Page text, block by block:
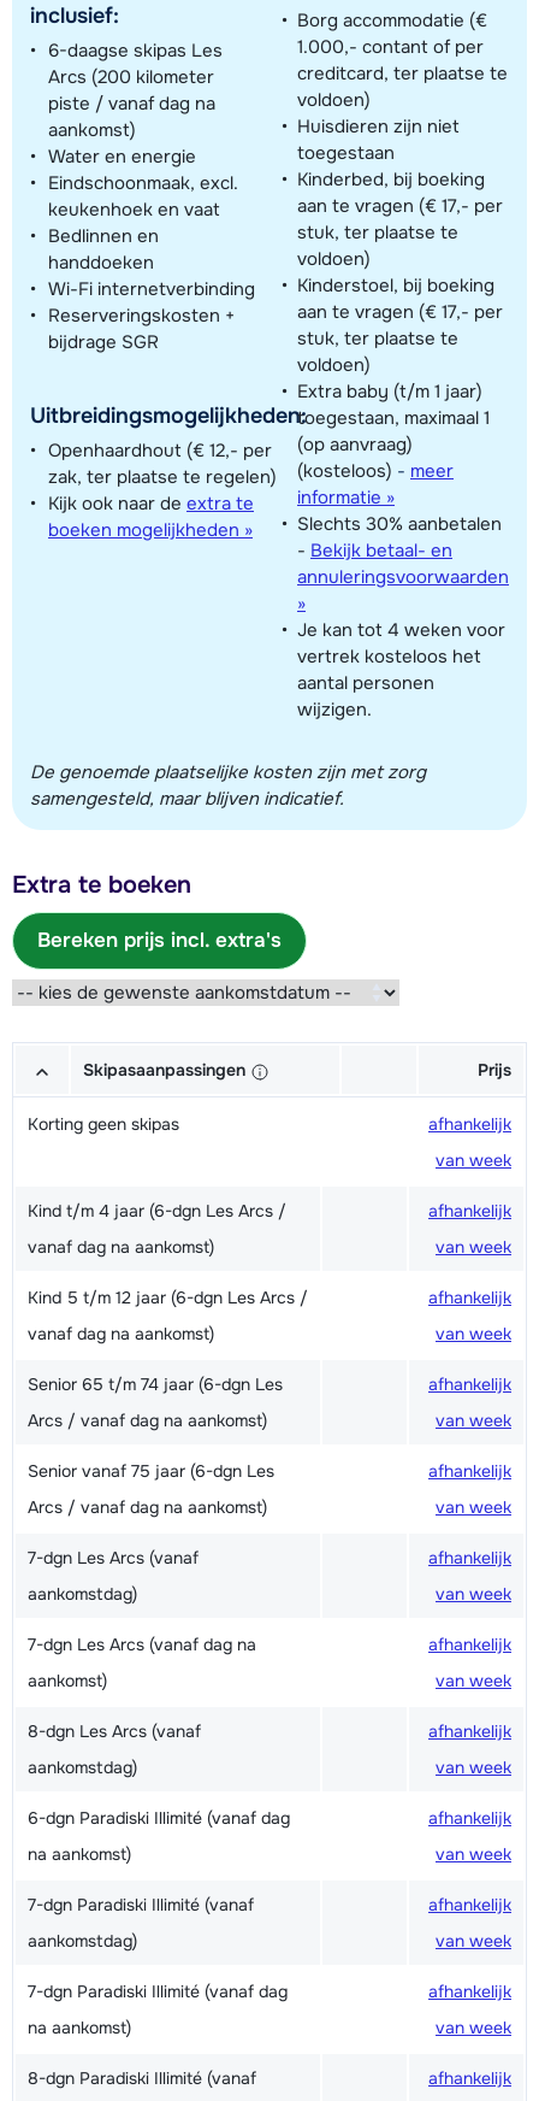
inclusief:
6-daagse skipas Les
Arcs (200 kilometer
piste / vanaf dag na
aankomst)
Water en energie
Eindschoonmaak, excl.
keukenhoek en vaat
Bedlinnen en
handdoeken
Wi-Fi internetverbinding
Reserveringskosten +
bijdrage SGR
Uitbreidingsmogelijkheden:
Openhaardhout (€ 12,- per
zak, ter plaatse te regelen)
Kijk ook naar de extra te
boeken mogelijkheden »
Borg accommodatie (€
1.000,- contant of per
creditcard, ter plaatse te
voldoen)
Huisdieren zijn niet
toegestaan
Kinderbed, bij boeking
aan te vragen (€ 17,- per
stuk, ter plaatse te
voldoen)
Kinderstoel, bij boeking
aan te vragen (€ 17,- per
stuk, ter plaatse te
voldoen)
Extra baby (t/m 1 jaar)
toegestaan, maximaal 1
(op aanvraag)
(kosteloos) - meer
informatie »
Slechts 30% aanbetalen
- Bekijk betaal- en
annuleringsvoorwaarden
»
Je kan tot 4 weken voor
vertrek kosteloos het
aantal personen
wijzigen.
De genoemde plaatselijke kosten zijn met zorg
samengesteld, maar blijven indicatief.
Extra te boeken
Bereken prijs incl. extra's
Skipasaanpassingen Prijs
Korting geen skipas
afhankelijk
van week
Kind t/m 4 jaar (6-dgn Les Arcs /
vanaf dag na aankomst)
afhankelijk
van week
Kind 5 t/m 12 jaar (6-dgn Les Arcs /
vanaf dag na aankomst)
afhankelijk
van week
Senior 65 t/m 74 jaar (6-dgn Les
Arcs / vanaf dag na aankomst)
afhankelijk
van week
Senior vanaf 75 jaar (6-dgn Les
Arcs / vanaf dag na aankomst)
afhankelijk
van week
7-dgn Les Arcs (vanaf
aankomstdag)
afhankelijk
van week
7-dgn Les Arcs (vanaf dag na
aankomst)
afhankelijk
van week
8-dgn Les Arcs (vanaf
aankomstdag)
afhankelijk
van week
6-dgn Paradiski Illimité (vanaf dag
na aankomst)
afhankelijk
van week
7-dgn Paradiski Illimité (vanaf
aankomstdag)
afhankelijk
van week
7-dgn Paradiski Illimité (vanaf dag
na aankomst)
afhankelijk
van week
8-dgn Paradiski Illimité (vanaf afhankelijk